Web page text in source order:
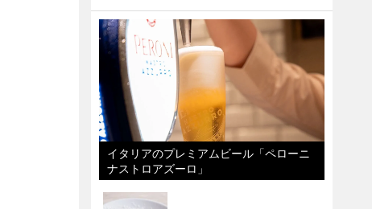
イタリアのプレミアムビール「ペローニ
ナストロアズーロ」